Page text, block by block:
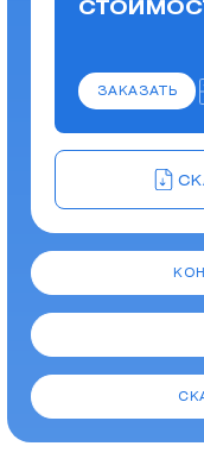
ЗАКАЗАТЬ